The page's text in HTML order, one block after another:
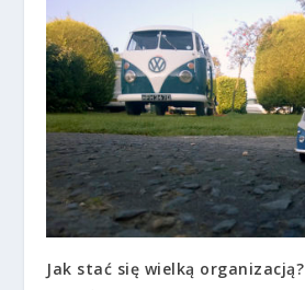
Jak stać się wielką organizacją?